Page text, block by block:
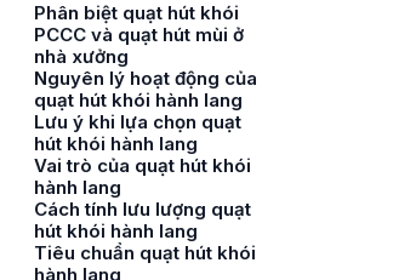
Phân biệt quạt hút khói
PCCC và quạt hút mùi ở
nhà xưởng
Nguyên lý hoạt động của
quạt hút khói hành lang
Lưu ý khi lựa chọn quạt
hút khói hành lang
Vai trò của quạt hút khói
hành lang
Cách tính lưu lượng quạt
hút khói hành lang
Tiêu chuẩn quạt hút khói
hành lang